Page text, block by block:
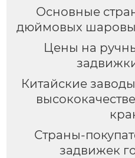
Основные
дюймовых
Цены на
Китайские
Страны-
задвижек